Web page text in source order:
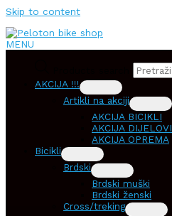
Skip to content
MENU
AKCIJA !!!
Artikli na akciji
AKCIJA BICIKLI
AKCIJA DIJELOVI
AKCIJA OPREMA
Bicikli
Brdski
Brdski muški
Brdski ženski
Cross/treking